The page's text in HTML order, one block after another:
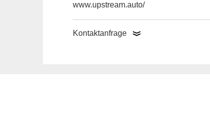
www.upstream.auto/
Kontaktanfrage